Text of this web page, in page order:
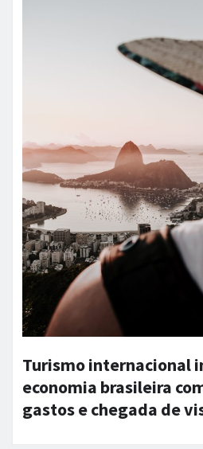
Turismo internacional
economia brasileira
gastos e chegada de